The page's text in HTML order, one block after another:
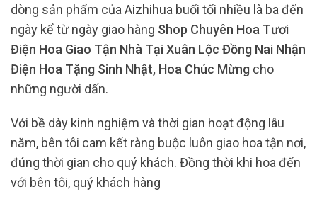
dòng sản phẩm của Aizhihua buổi tối nhiều là ba đến
ngày kể từ ngày giao hàng Shop Chuyên Hoa Tươi
Điện Hoa Giao Tận Nhà Tại Xuân Lộc Đồng Nai Nhận
Điện Hoa Tặng Sinh Nhật, Hoa Chúc Mừng cho
những người dấn.
Với bề dày kinh nghiệm và thời gian hoạt động lâu
năm, bên tôi cam kết ràng buộc luôn giao hoa tận nơi,
đúng thời gian cho quý khách. Đồng thời khi hoa đến
với bên tôi, quý khách hàng